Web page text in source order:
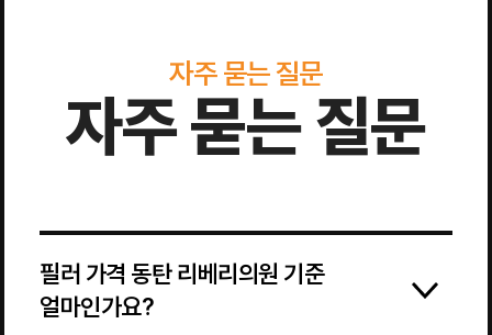
자주 묻는 질문
자주 묻는 질문
필러 가격 동탄 리베리의원 기준
얼마인가요?